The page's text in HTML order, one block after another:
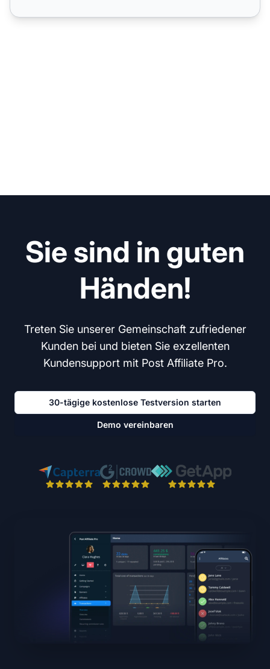
Sie sind in guten
Händen!
Treten Sie unserer Gemeinschaft zufriedener
Kunden bei und bieten Sie exzellenten
Kundensupport mit Post Affiliate Pro.
30-tägige kostenlose Testversion starten
Demo vereinbaren